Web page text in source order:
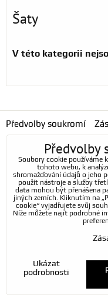
Šaty
Předvolby soukromí
Vytvořeno systémem:
Předvolby
Soubory cookie používáme
tohoto webu, k
shromažďování údajů o jeho
použít nástroje a služby
data mohou být přenášena
jiných zemích. Kliknutím na
cookie“ vyjadřujete svůj
Níže můžete najít podrobné
Ukázat
podrobnosti